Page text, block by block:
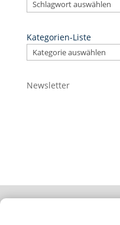
Kategorien-Liste
Newsletter